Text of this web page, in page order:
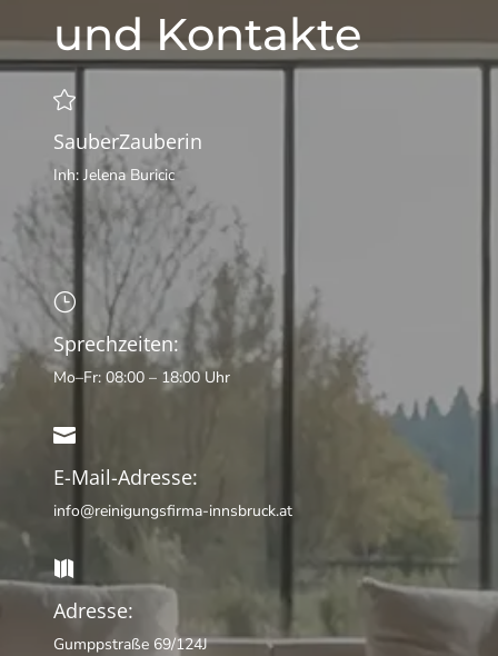
und Kontakte

SauberZauberin
Inh: Jelena Buricic
}
Sprechzeiten:
Mo–Fr: 08:00 – 18:00 Uhr

E-Mail-Adresse:
info@reinigungsfirma-innsbruck.at

Adresse:
Gumppstraße 69/124J